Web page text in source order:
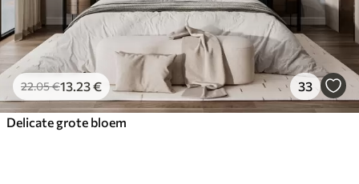
22.05€13 .23€ 33
Delicate grote bloem